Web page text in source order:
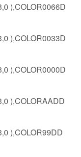
),COLOR0066D
),COLOR0033D
),COLOR0000D
),COLORAADD
),COLOR99DD